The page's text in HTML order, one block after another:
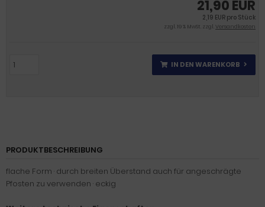
21,90 EUR
2,19 EUR pro Stück
zzgl. 19 % MwSt. zzgl.Versandkosten
IN DEN WARENKORB
PRODUKTBESCHREIBUNG
flache Form · durch breiten Überstand auch für angeschrägte
Pfosten zu verwenden · eckig